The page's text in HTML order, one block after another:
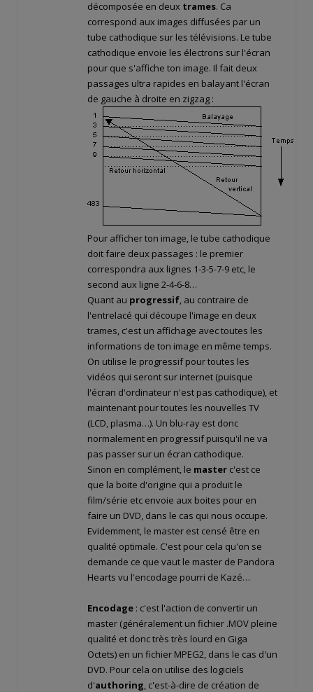
décomposée en deux trames. Ca
correspond aux images diffusées par un
tube cathodique sur les télévisions. Le tube
cathodique envoie les électrons sur l'écran
pour que s'affiche ton image. Il fait deux
passages ultra rapides en balayant l'écran
de gauche à droite en zigzag :
Pour afficher ton image, le tube cathodique
doit faire deux passages : le premier
correspondra aux lignes 1-3-5-7-9 etc, le
second aux ligne 2-4-6-8…
Quant au progressif, au contraire de
l'entrelacé qui découpe l'image en deux
trames, c'est un affichage avec toutes les
informations de ton image en même temps.
On utilise le progressif pour toutes les
vidéos qui seront sur internet (puisque
l'écran d'ordinateur n'est pas cathodique), et
maintenant pour toutes les nouvelles TV
(LCD, plasma…). Un blu-ray est donc
normalement en progressif puisqu'il ne va
pas passer sur un écran cathodique.
Sinon en complément, le master c'est ce
que la boite d'origine qui a produit le
film/série etc envoie aux boites pour en
faire un DVD, dans le cas qui nous occupe.
Evidemment, le master est censé être en
qualité optimale. C'est pour cela qu'on se
demande ce que vaut le master de Pandora
Hearts vu l'encodage pourri de Kazé…
Encodage : c'est l'action de convertir un
master (généralement un fichier .MOV pleine
qualité et donc très très lourd en Giga
Octets) en un fichier MPEG2, dans le cas d'un
DVD. Pour cela on utilise des logiciels
d'authoring, c'est-à-dire de création de